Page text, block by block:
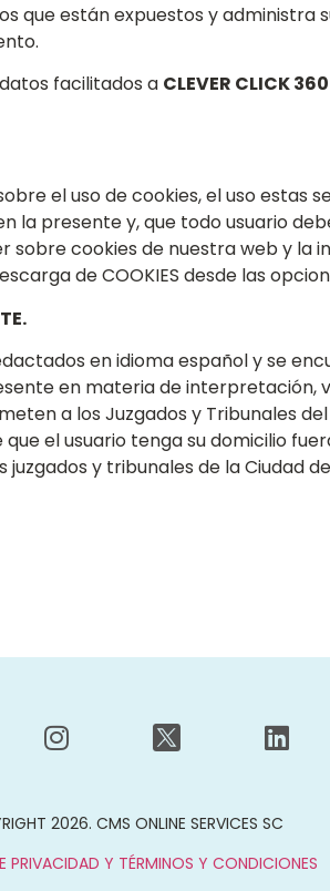
que están expuestos y
facilitados a CLEVER CLICK 360
el uso de cookies, el uso
la presente y, que todo usuario
cookies de nuestra web y la
de COOKIES desde las
en idioma español y se
en materia de interpretación,
a los Juzgados y Tribunales
el usuario tenga su domicilio
y tribunales de la Ciudad
2026. CMS ONLINE SERVICES SC
PRIVACIDAD Y TÉRMINOS Y CONDICIONES